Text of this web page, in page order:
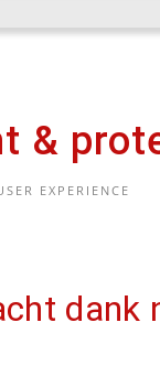
&
EXPERIENCE
dank